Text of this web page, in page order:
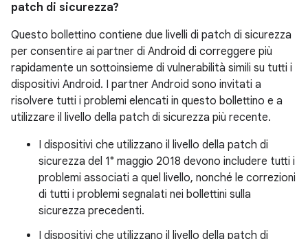
patch di sicurezza?
Questo bollettino contiene due livelli di patch di sicurezza
per consentire ai partner di Android di correggere più
rapidamente un sottoinsieme di vulnerabilità simili su tutti i
dispositivi Android. I partner Android sono invitati a
risolvere tutti i problemi elencati in questo bollettino e a
utilizzare il livello della patch di sicurezza più recente.
I dispositivi che utilizzano il livello della patch di
sicurezza del 1° maggio 2018 devono includere tutti i
problemi associati a quel livello, nonché le correzioni
di tutti i problemi segnalati nei bollettini sulla
sicurezza precedenti.
I dispositivi che utilizzano il livello della patch di